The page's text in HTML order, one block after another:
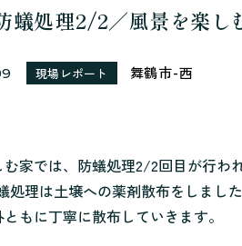
蟻処理2/2／風景を楽し
現場レポート 舞鶴市-西
家では、防蟻処理2/2回目が行わ
処理は土壌への薬剤散布をしまし
もに丁寧に散布していきます。